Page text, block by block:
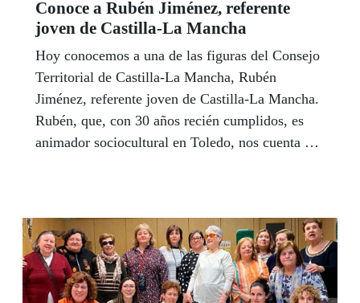
Conoce a Rubén Jiménez, referente
joven de Castilla-La Mancha
Hoy conocemos a una de las figuras del Consejo
Territorial de Castilla-La Mancha, Rubén
Jiménez, referente joven de Castilla-La Mancha.
Rubén, que, con 30 años recién cumplidos, es
animador sociocultural en Toledo, nos cuenta un